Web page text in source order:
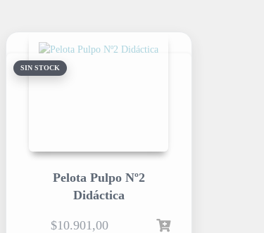
SIN STOCK
Pelota Pulpo Nº2
Didáctica
$10.901,00